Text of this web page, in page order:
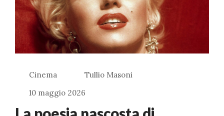
Cinema
Tullio Masoni
10 maggio 2026